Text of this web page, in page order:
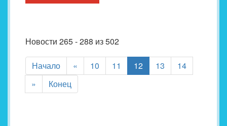
Новости 265 - 288 из 502
Начало « 10 11 12(current)
13
14
»
Конец